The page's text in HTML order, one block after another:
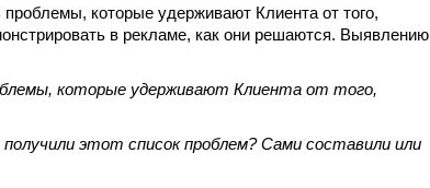
которые удерживают Клиента от того,
в рекламе, как они решаются. Выявлению
которые удерживают Клиента от того,
этот список проблем? Сами составили или